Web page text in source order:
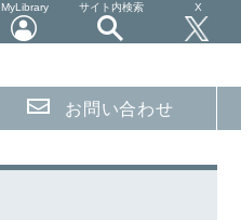
MyLibrary サイト内検索 X
お問い合わせ